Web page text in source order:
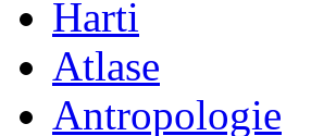
Harti
Atlase
Antropologie